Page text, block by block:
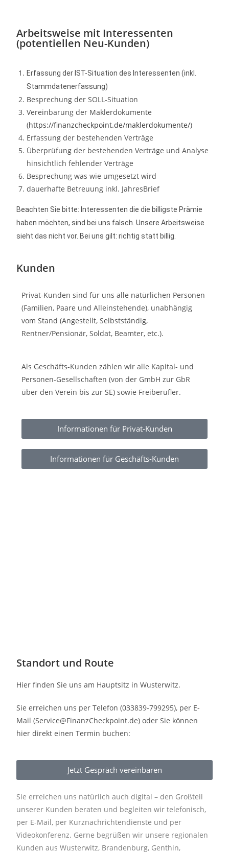
Arbeitsweise mit Interessenten
(potentiellen Neu-Kunden)
Erfassung der IST-Situation des Interessenten (inkl.
Stammdatenerfassung)
Besprechung der SOLL-Situation
Vereinbarung der Maklerdokumente
(https://finanzcheckpoint.de/maklerdokumente/)
Erfassung der bestehenden Verträge
Überprüfung der bestehenden Verträge und Analyse
hinsichtlich fehlender Verträge
Besprechung was wie umgesetzt wird
dauerhafte Betreuung inkl. JahresBrief
Beachten Sie bitte: Interessenten die die billigste Prämie
haben möchten, sind bei uns falsch. Unsere Arbeitsweise
sieht das nicht vor. Bei uns gilt: richtig statt billig.
Kunden
Privat-Kunden sind für uns alle natürlichen Personen
(Familien, Paare und Alleinstehende), unabhängig
vom Stand (Angestellt, Selbstständig,
Rentner/Pensionär, Soldat, Beamter, etc.).
Als Geschäfts-Kunden zählen wir alle Kapital- und
Personen-Gesellschaften (von der GmbH zur GbR
über den Verein bis zur SE) sowie Freiberufler.
Informationen für Privat-Kunden
Informationen für Geschäfts-Kunden
Standort und Route
Hier finden Sie uns am Hauptsitz in Wusterwitz.
Sie erreichen uns per Telefon (033839-799295), per E-
Mail (Service@FinanzCheckpoint.de) oder Sie können
hier direkt einen Termin buchen:
Jetzt Gespräch vereinbaren
Sie erreichen uns natürlich auch digital – den Großteil
unserer Kunden beraten und begleiten wir telefonisch,
per E-Mail, per Kurznachrichtendienste und per
Videokonferenz. Gerne begrüßen wir unsere regionalen
Kunden aus Wusterwitz, Brandenburg, Genthin,